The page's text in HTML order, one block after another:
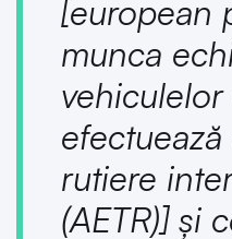
[european
munca
vehiculelor
rutiere
(AETR)] și